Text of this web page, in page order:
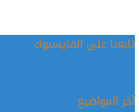
تابعنا على الفايسبوك
آخر المواضيع